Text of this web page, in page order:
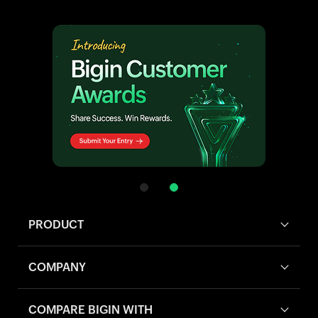
PRODUCT
COMPANY
COMPARE BIGIN WITH